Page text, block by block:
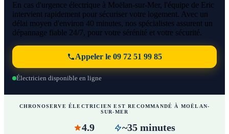
En cas d'urgence électrique à Moëlan-sur-Mer, l'équipe de Eric
intervient rapidement pour sécuriser votre logement. Avec un
délai moyen d'environ 40 minutes, nos spécialistes assurent un
dépannage fiable 24/7, pour votre sérénité et votre sécurité.
Appeler le 09 72 51 99 85
Électricien disponible en ligne
CHRONOSERVE ÉLECTRICIEN EST RECOMMANDÉ À MOËLAN-
SUR-MER
4.9 ~35 minutes